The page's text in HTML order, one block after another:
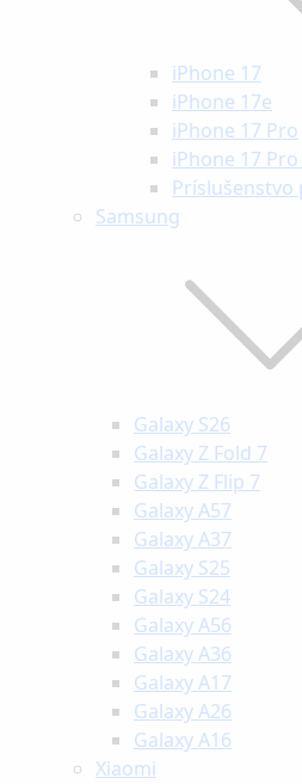
iPhone 17
iPhone 17e
iPhone 17 Pro
iPhone 17
Príslušenstvo
Samsung
Galaxy S26
Galaxy Z Fold 7
Galaxy Z Flip 7
Galaxy A57
Galaxy A37
Galaxy S25
Galaxy S24
Galaxy A56
Galaxy A36
Galaxy A17
Galaxy A26
Galaxy A16
Xiaomi